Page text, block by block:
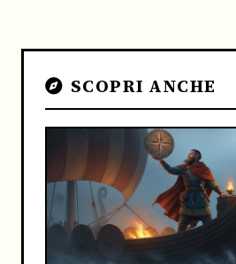
SCOPRI ANCHE